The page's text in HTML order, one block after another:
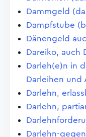
Dammgeld
Dampfstube
Dänengeld
Dareiko, auch
Darleh(e)n in
Darleihen und
Darlehn,
Darlehn,
Darlehn-